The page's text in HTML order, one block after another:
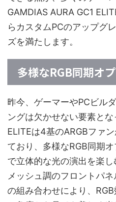
GAMDIAS AURA GC1
らカスタムPCのアップグ
ズを満たします。
多様なRGB同期オ
昨今、ゲーマーやPCビル
ングは欠かせない要素と
ELITEは4基のARGBファ
ており、多様なRGB同期
で立体的な光の演出を楽
メッシュ調のフロントパ
の組み合わせにより、